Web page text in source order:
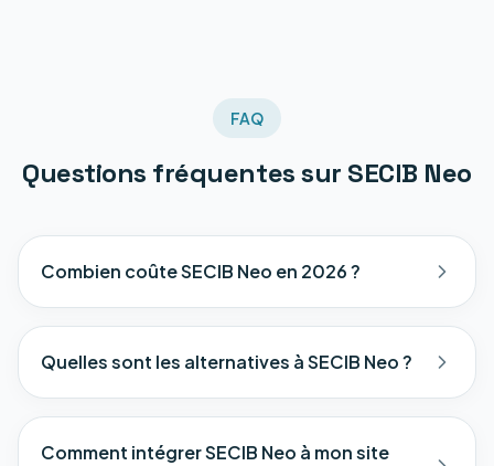
FAQ
Questions fréquentes sur SECIB Neo
Combien coûte SECIB Neo en 2026 ?
Quelles sont les alternatives à SECIB Neo ?
Comment intégrer SECIB Neo à mon site